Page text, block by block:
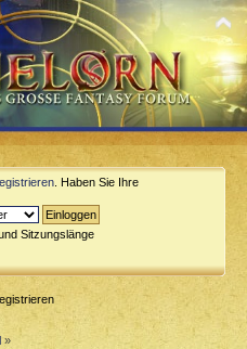
. Haben Sie Ihre
Sitzungslänge
»